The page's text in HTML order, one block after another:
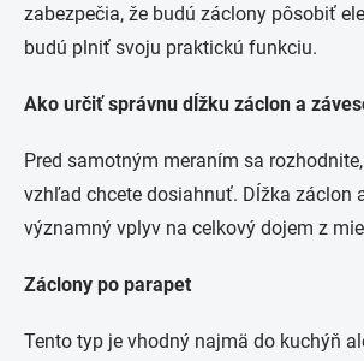
zabezpečia, že budú záclony pôsobiť
budú plniť svoju praktickú funkciu.
Ako určiť správnu dĺžku záclon a
Pred samotným meraním sa
vzhľad chcete dosiahnuť. Dĺžka záclon
významný vplyv na celkový dojem z
Záclony po parapet
Tento typ je vhodný najmä do kuchýň